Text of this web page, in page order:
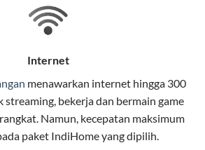
dan bisnis.
berbagai pilihan paket IndiHome
layanan IndiHome juga mencakup TV
TV) dan telepon rumah dalam
Internet
menawarkan internethingga 300
streaming, bekerja dan bermain game
Namun, kecepatan maksimum
paket IndiHome yang dipilih.